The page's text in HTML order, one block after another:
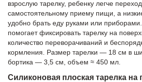
взрослую тарелку, ребенку легче
самостоятельному приему пищи, а
удобно брать еду руками или
помогает фиксировать тарелку на
количество переворачиваний и
кормления. Размер тарелки — 18 см в
бортика — 3,5 см, объем ≈ 450 мл.
Силиконовая плоская тарелка на